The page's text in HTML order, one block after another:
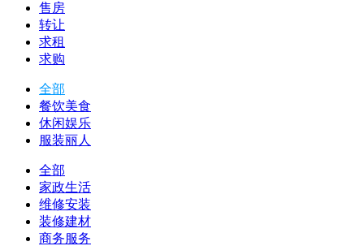
售房
转让
求租
求购
全部
餐饮美食
休闲娱乐
服装丽人
全部
家政生活
维修安装
装修建材
商务服务